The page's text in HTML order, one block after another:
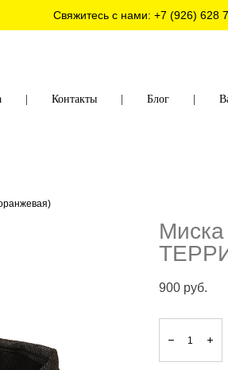
Свяжитесь с нами: +7 (926) 628
| Контакты | Блог |
900 pуб.